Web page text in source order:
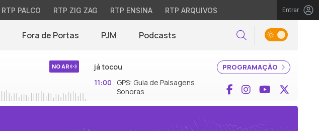
RTP PALCO RTP ZIG ZAG RTP ENSINA RTP ARQUIVOS Entrar
Fora de Portas PJM Podcasts Pesquisar
NO AR PROGRAMAÇÃO
já tocou
11:00
GPS: Guia de Paisagens
Sonoras
Facebook
InstagramYouTube